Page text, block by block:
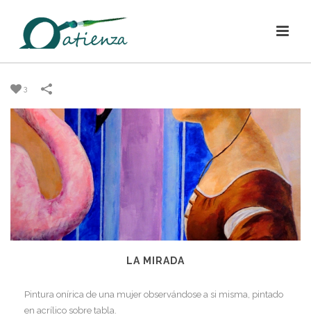
3
LA MIRADA
Pintura onírica de una mujer observándose a si misma, pintado
en acrílico sobre tabla.